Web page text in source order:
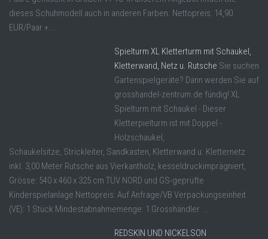
dieses Schuhmodell auch in anderen Farben. Nettopreis: 14,90
EUR/Paar + ...
Spielturm XL Kletterturm mit Schaukel,
Kletterwand, Netz u. Rutsche Sie suchen
Gartenspielgeräte? Dann werden Sie auf
grosshandel-zentrum.de fündig! XL
Spielturm mit Schaukel - Dieser
Kletterpielturm ist mit Doppel -
Holzschaukel,
Schaukelsitze, Strickleiter, Sandkasten, Kletterwand u. Kletternetz
inkl. 3,00 Meter Rutsche aus Vierkantholz, kesseldruckimprägniert,
Grösse: 540 x 460 x 325 cm TÜV NORD und GS-geprüfte
Kinderspielanlage Nettopreis: Auf Anfrage/VB Verpackungseinheit
(VE): 1 Stück Mindestabnahmemenge: 1 Grosshändler ...
REDSKIN UND NICKELSON